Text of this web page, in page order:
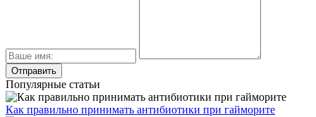
Популярные статьи
Как правильно принимать антибиотики при гайморите